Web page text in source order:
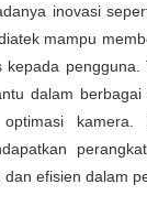
inovasi
mampu
pengguna.
dalam
kamera.
efisien dalam